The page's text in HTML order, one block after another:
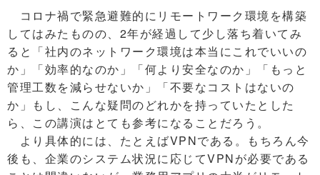
コロナ禍で緊急避難的にリモートワーク環境を構築
してはみたものの、2年が経過して少し落ち着いてみ
ると「社内のネットワーク環境は本当にこれでいいの
か」「効率的なのか」「何より安全なのか」「もっと
管理工数を減らせないか」「不要なコストはないの
か」もし、こんな疑問のどれかを持っていたとした
ら、この講演はとても参考になることだろう。
より具体的には、たとえばVPNである。もちろん今
後も、企業のシステム状況に応じてVPNが必要である